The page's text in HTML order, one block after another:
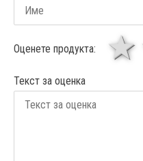
Оценете продукта:
Текст за оценка